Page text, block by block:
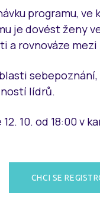
programu,
je dovést ženy
rovnováze
lídrů.
10. od 18:00 v
CHCI SE